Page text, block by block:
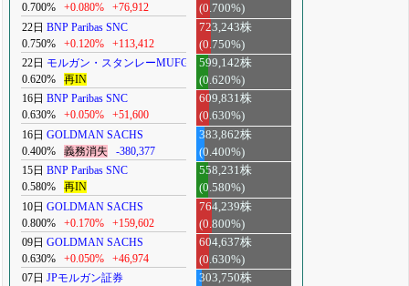
0.700%
+0.080% +76,912
(0.700%)
22日 BNP Paribas SNC
0.750%
+0.120% +113,412
723,243株
(0.750%)
22日 モルガン・スタンレーMUFG
0.620%
再IN
599,142株
(0.620%)
16日 BNP Paribas SNC
0.630%
+0.050% +51,600
609,831株
(0.630%)
16日 GOLDMAN SACHS
0.400%
義務消失 -380,377
383,862株
(0.400%)
15日 BNP Paribas SNC
0.580%
再IN
558,231株
(0.580%)
10日 GOLDMAN SACHS
0.800%
+0.170% +159,602
764,239株
(0.800%)
09日 GOLDMAN SACHS
0.630%
+0.050% +46,974
604,637株
(0.630%)
07日 JPモルガン証券
303,750株